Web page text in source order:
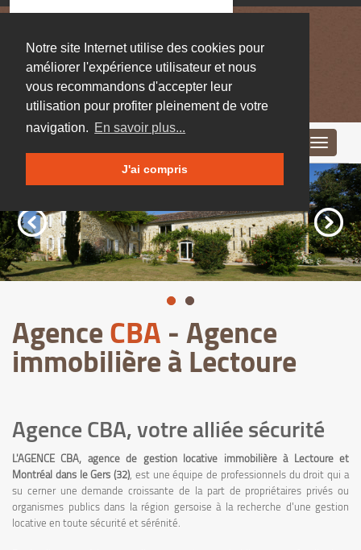
Notre site Internet utilise des cookies pour
améliorer l'expérience utilisateur et nous
vous recommandons d'accepter leur
utilisation pour profiter pleinement de votre
navigation. En savoir plus...
J'ai compris
Toggle
Agence CBA - Agence
immobilière à Lectoure
Agence CBA, votre alliée sécurité
L'AGENCE CBA, agence de gestion locative immobilière à Lectoure et
Montréal dans le Gers (32), est une équipe de professionnels du droit qui a
su cerner une demande croissante de la part de propriétaires privés ou
organismes publics dans la région gersoise à la recherche d'une gestion
locative en toute sécurité et sérénité.